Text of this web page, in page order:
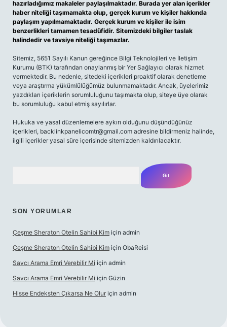
hazırladığımız makaleler paylaşılmaktadır. Burada yer alan içerikler
haber niteliği taşımamakta olup, gerçek kurum ve kişiler hakkında
paylaşım yapılmamaktadır. Gerçek kurum ve kişiler ile isim
benzerlikleri tamamen tesadüfidir. Sitemizdeki bilgiler taslak
halindedir ve tavsiye niteliği taşımazlar.
Sitemiz, 5651 Sayılı Kanun gereğince Bilgi Teknolojileri ve İletişim
Kurumu (BTK) tarafından onaylanmış bir Yer Sağlayıcı olarak hizmet
vermektedir. Bu nedenle, sitedeki içerikleri proaktif olarak denetleme
veya araştırma yükümlülüğümüz bulunmamaktadır. Ancak, üyelerimiz
yazdıkları içeriklerin sorumluluğunu taşımakta olup, siteye üye olarak
bu sorumluluğu kabul etmiş sayılırlar.
Hukuka ve yasal düzenlemelere aykırı olduğunu düşündüğünüz
içerikleri, backlinkpanelicomtr@gmail.com adresine bildirmeniz halinde,
ilgili içerikler yasal süre içerisinde sitemizden kaldırılacaktır.
SON YORUMLAR
Çeşme Sheraton Otelin Sahibi Kim için admin
Çeşme Sheraton Otelin Sahibi Kim için ObaReisi
Savcı Arama Emri Verebilir Mi için admin
Savcı Arama Emri Verebilir Mi için Güzin
Hisse Endeksten Çıkarsa Ne Olur için admin